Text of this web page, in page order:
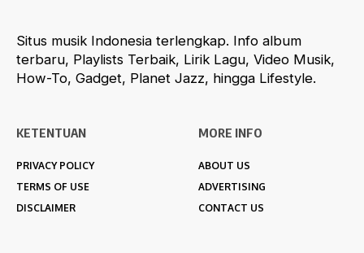
Situs musik Indonesia terlengkap. Info album
terbaru, Playlists Terbaik, Lirik Lagu, Video Musik,
How-To, Gadget, Planet Jazz, hingga Lifestyle.
KETENTUAN
PRIVACY POLICY
TERMS OF USE
DISCLAIMER
MORE INFO
ABOUT US
ADVERTISING
CONTACT US